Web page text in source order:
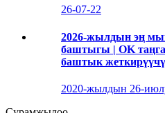
26-07-22
2026-жылдын эң
баштыгы | OK
баштык
2020-жылдын 26-